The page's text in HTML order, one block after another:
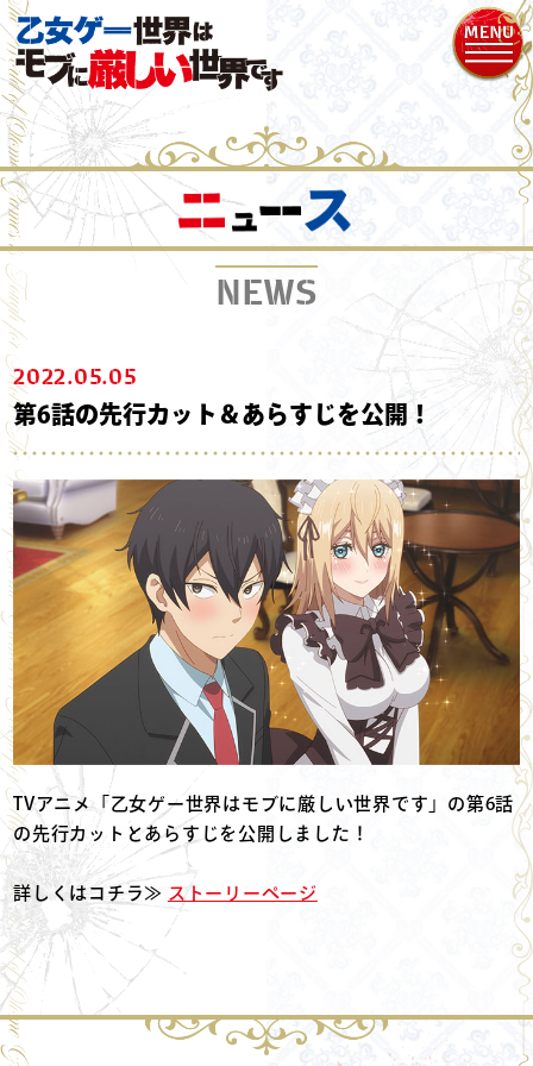
NEWS
2022.05.05
第6話の先行カット＆あらすじを公開！
TVアニメ「乙女ゲー世界はモブに厳しい世界です」の第6話
の先行カットとあらすじを公開しました！
詳しくはコチラ≫ ストーリーページ